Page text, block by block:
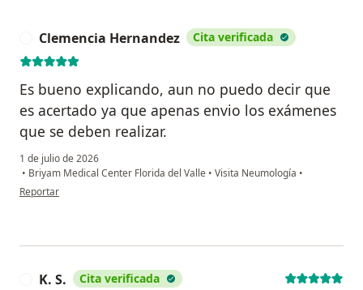
Clemencia Hernandez Cita verificada
Es bueno explicando, aun no puedo decir que
es acertado ya que apenas envio los exámenes
que se deben realizar.
1 de julio de 2026
• Briyam Medical Center Florida del Valle • Visita Neumología •
en opinión del usuario Clemencia Hernandez
Reportar
K. S. Cita verificada